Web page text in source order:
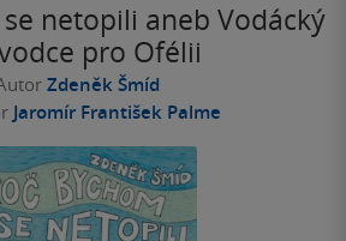
netopili aneb Vodácký
pro Ofélii
Zdeněk Šmíd
Jaromír František Palme